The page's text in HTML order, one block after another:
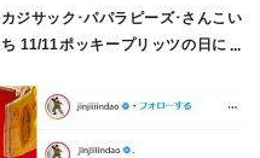
カジサック･パパラピーズ･さんこい
ち 11/11ポッキープリッツの日に生
ッツツイート祭」